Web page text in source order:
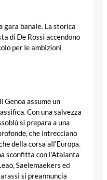
gara banale. La storica
di De Rossi accendono
per le ambizioni
Genoa assume un
Con una salvezza
si prepara a una
che intrecciano
della corsa all’Europa.
sconfitta con l’Atalanta
Saelemaekers ed
si preannuncia